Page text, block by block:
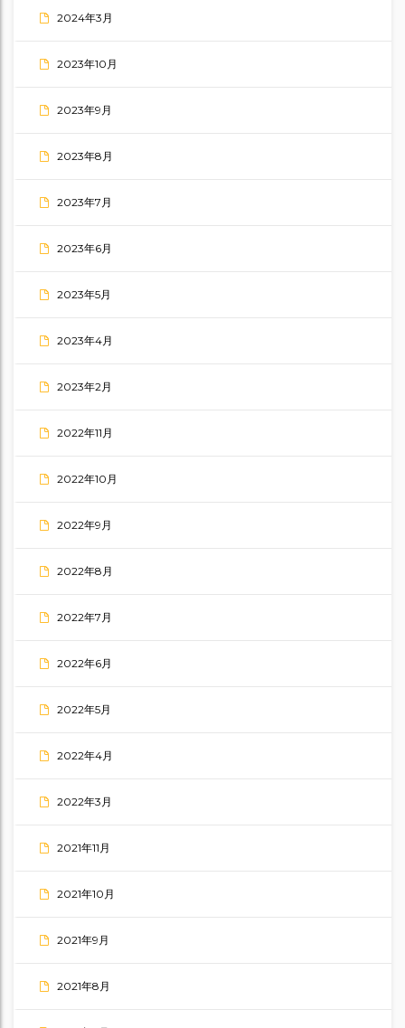
2024年3月
2023年10月
2023年9月
2023年8月
2023年7月
2023年6月
2023年5月
2023年4月
2023年2月
2022年11月
2022年10月
2022年9月
2022年8月
2022年7月
2022年6月
2022年5月
2022年4月
2022年3月
2021年11月
2021年10月
2021年9月
2021年8月